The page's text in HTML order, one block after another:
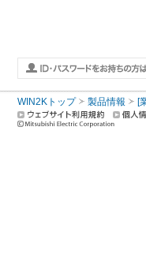
WIN2Kトップ 製品情報 [